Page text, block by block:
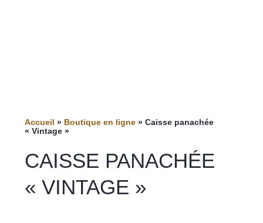
Accueil » Boutique en ligne » Caisse panachée
« Vintage »
CAISSE PANACHÉE
« VINTAGE »